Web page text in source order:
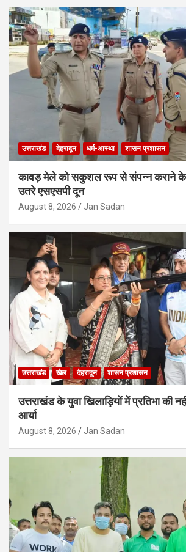
उत्तराखंड देहरादून धर्म-आस्था शासन प्रशासन
कावड़ मेले को सकुशल रूप से संपन्न कराने के
उतरे एसएसपी दून
August 8, 2026 Jan Sadan
उत्तराखंड खेल देहरादून शासन प्रशासन
उत्तराखंड के युवा खिलाड़ियों में प्रतिभा की
आर्या
August 8, 2026 Jan Sadan